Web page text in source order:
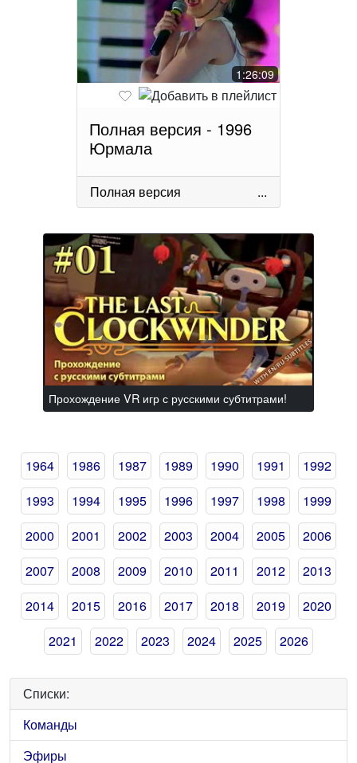
1:26:09
Полная версия - 1996
Юрмала
Полная версия ...
Прохождение VR игр с русскими субтитрами!
1964 1986 1987 1989 1990 1991
1992
1993
1994 1995 1996 1997 1998
1999
2000
2001 2002 2003 2004 2005
2006
2007
2008 2009 2010 2011 2012
2013
2014
2015 2016 2017 2018 2019
2020
2021
2022 2023 2024 2025 2026
Списки:
Команды
Эфиры